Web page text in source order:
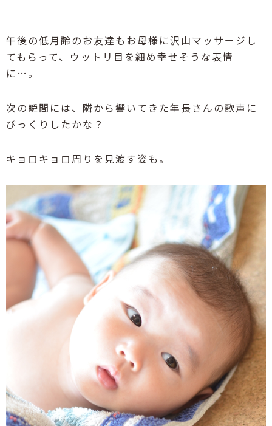
午後の低月齢のお友達もお母様に沢山マッサージし
てもらって、ウットリ目を細め幸せそうな表情
に … 。
次の瞬間には、隣から響いてきた年長さんの歌声に
びっくりしたかな？
キョロキョロ周りを見渡す姿も。